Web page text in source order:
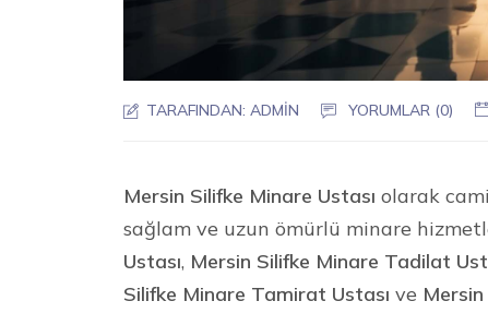
TARAFINDAN:ADMIN YORUMLAR (0)
Mersin Silifke Minare Ustası olarak
sağlam ve uzun ömürlü minare
Ustası, Mersin Silifke Minare Tadilat
Silifke Minare Tamirat Ustası ve